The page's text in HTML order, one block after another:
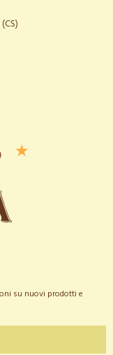
su nuovi prodotti e